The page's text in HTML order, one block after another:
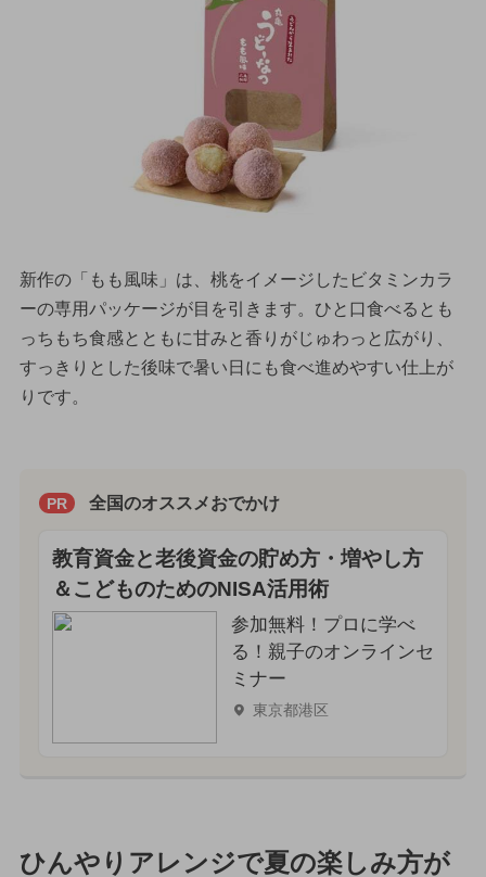
新作の「もも風味」は、桃をイメージしたビタミンカラ
ーの専用パッケージが目を引きます。ひと口食べるとも
っちもち食感とともに甘みと香りがじゅわっと広がり、
すっきりとした後味で暑い日にも食べ進めやすい仕上が
りです。
PR 全国のオススメおでかけ
教育資金と老後資金の貯め方・増やし方
＆こどものためのNISA活用術
参加無料！プロに学べ
る！親子のオンラインセ
ミナー
東京都港区
ひんやりアレンジで夏の楽しみ方が